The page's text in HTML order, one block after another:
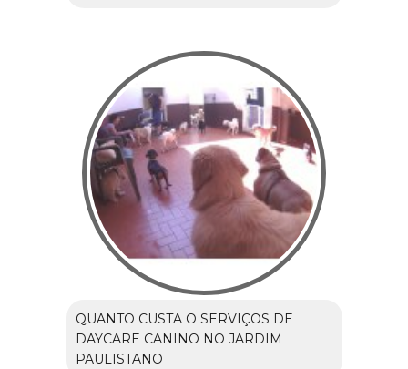
QUANTO CUSTA O SERVIÇOS DE
DAYCARE CANINO NO JARDIM
PAULISTANO